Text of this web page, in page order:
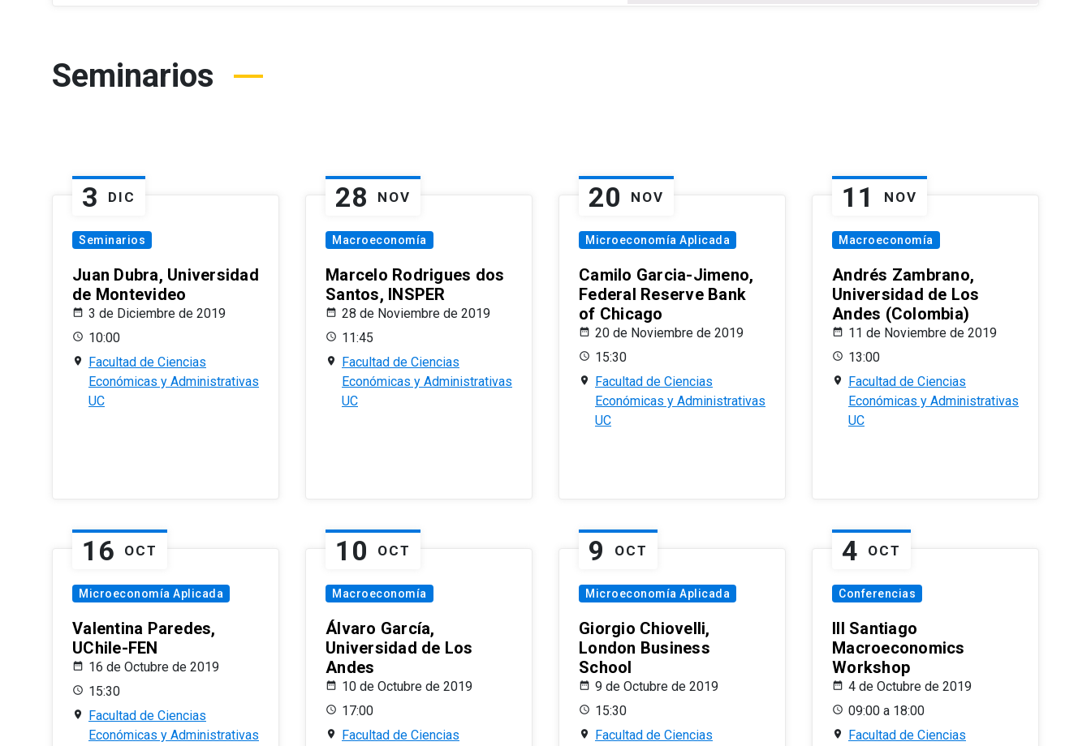
Seminarios
3 DIC
Seminarios
Juan Dubra, Universidad
de Montevideo
3 de Diciembre de 2019
10:00
Facultad de Ciencias
Económicas y Administrativas
UC
28 NOV
Macroeconomía
Marcelo Rodrigues dos
Santos, INSPER
28 de Noviembre de 2019
11:45
Facultad de Ciencias
Económicas y Administrativas
UC
20 NOV
Microeconomía Aplicada
Camilo Garcia-Jimeno,
Federal Reserve Bank
of Chicago
20 de Noviembre de 2019
15:30
Facultad de Ciencias
Económicas y Administrativas
UC
11 NOV
Macroeconomía
Andrés Zambrano,
Universidad de Los
Andes (Colombia)
11 de Noviembre de 2019
13:00
Facultad de Ciencias
Económicas y Administrativas
UC
16 OCT
Microeconomía Aplicada
Valentina Paredes,
UChile-FEN
16 de Octubre de 2019
15:30
Facultad de Ciencias
Económicas y Administrativas
10 OCT
Macroeconomía
Álvaro García,
Universidad de Los
Andes
10 de Octubre de 2019
17:00
Facultad de Ciencias
9 OCT
Microeconomía Aplicada
Giorgio Chiovelli,
London Business
School
9 de Octubre de 2019
15:30
Facultad de Ciencias
4 OCT
Conferencias
III Santiago
Macroeconomics
Workshop
4 de Octubre de 2019
09:00 a 18:00
Facultad de Ciencias